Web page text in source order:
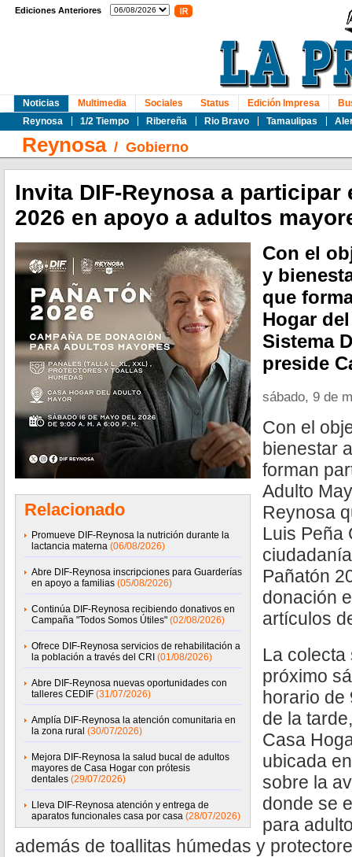
Ediciones Anteriores
Noticias
Reynosa
1/2 Tiempo Ribereña Rio Bravo Tamaulipas
Multimedia Sociales Status Edición Impresa
Reynosa/ Gobierno
Invita DIF-Reynosa a participar
2026 en apoyo a adultos
Relacionado
Promueve DIF-Reynosa la nutrición durante la
lactancia materna (06/08/2026)
Abre DIF-Reynosa inscripciones para Guarderías
en apoyo a familias (05/08/2026)
Continúa DIF-Reynosa recibiendo donativos en
Campaña "Todos Somos Útiles" (02/08/2026)
Ofrece DIF-Reynosa servicios de rehabilitación a
la población a través del CRI (01/08/2026)
Abre DIF-Reynosa nuevas oportunidades con
talleres CEDIF (31/07/2026)
Amplía DIF-Reynosa la atención comunitaria en
la zona rural (30/07/2026)
Mejora DIF-Reynosa la salud bucal de adultos
mayores de Casa Hogar con prótesis
dentales (29/07/2026)
Lleva DIF-Reynosa atención y entrega de
aparatos funcionales casa por casa (28/07/2026)
Con el
y
que
Hogar
Sistema
preside
sábado, 9 de
Con el
bienestar
forman
Adulto
Reynosa
Luis Peña
Pañatón
donación
artículos
La colecta
próximo
horario de
de la
Casa
ubicada
sobre la
donde se
para
además de toallitas húmedas y